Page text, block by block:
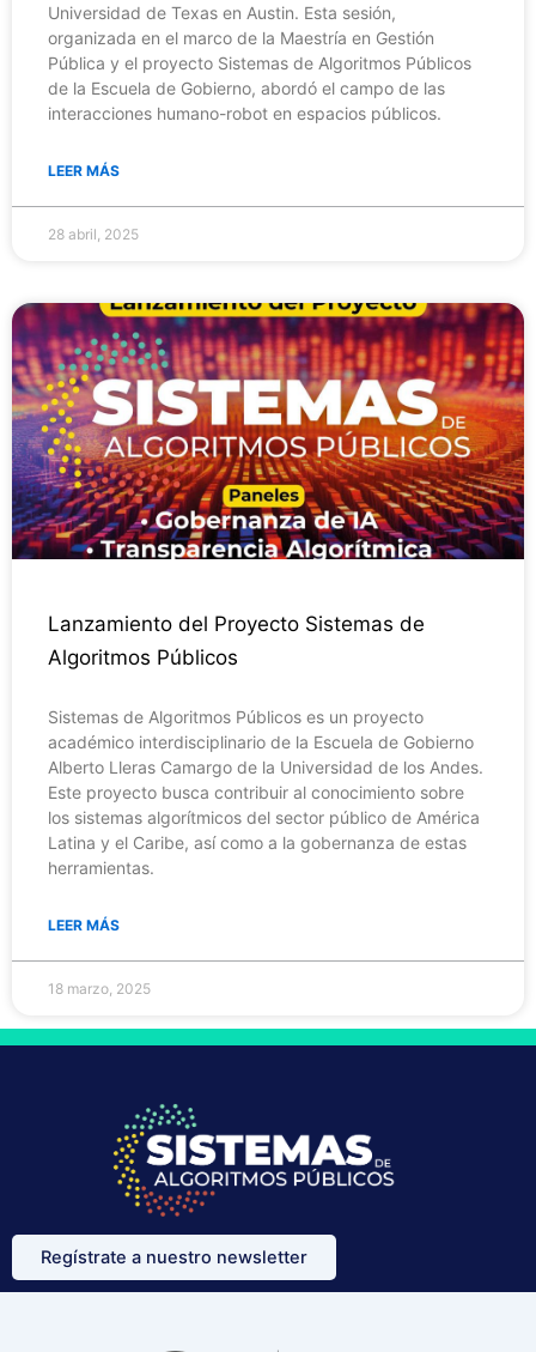
Universidad de Texas en Austin. Esta sesión,
organizada en el marco de la Maestría en Gestión
Pública y el proyecto Sistemas de Algoritmos Públicos
de la Escuela de Gobierno, abordó el campo de las
interacciones humano-robot en espacios públicos.
LEER MÁS
28 abril, 2025
Lanzamiento del Proyecto Sistemas de
Algoritmos Públicos
Sistemas de Algoritmos Públicos es un proyecto
académico interdisciplinario de la Escuela de Gobierno
Alberto Lleras Camargo de la Universidad de los Andes.
Este proyecto busca contribuir al conocimiento sobre
los sistemas algorítmicos del sector público de América
Latina y el Caribe, así como a la gobernanza de estas
herramientas.
LEER MÁS
18 marzo, 2025
Regístrate a nuestro newsletter